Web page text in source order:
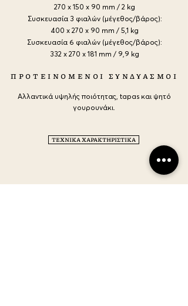
270 x 150 x 90 mm / 2 kg
Συσκευασία 3 φιαλών (μέγεθος/βάρος):
400 x 270 x 90 mm / 5,1 kg
Συσκευασία 6 φιαλών (μέγεθος/βάρος):
332 x 270 x 181 mm / 9,9 kg
ΠΡΟΤΕΙΝΟΜΕΝΟΙ ΣΥΝΔΥΑΣΜΟΙ
Αλλαντικά υψηλής ποιότητας, tapas και ψητό
γουρουνάκι.
ΤΕΧΝΙΚΑ ΧΑΡΑΚΤΗΡΙΣΤΙΚΑ